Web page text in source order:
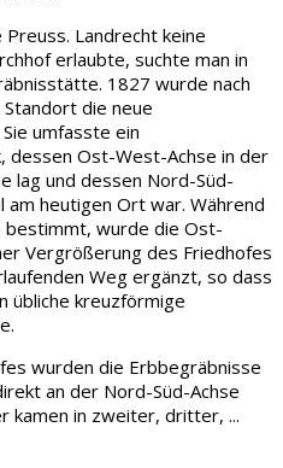
Landrecht keine
erlaubte, suchte man in
1827 wurde nach
die neue
umfasste ein
dessen Ost-West-Achse in der
lag und dessen Nord-Süd-
am heutigen Ort war. Während
wurde die Ost-
Vergrößerung des Friedhofes
Weg ergänzt, so dass
übliche kreuzförmige
wurden die Erbbegräbnisse
an der Nord-Süd-Achse
kamen in zweiter, dritter, ...